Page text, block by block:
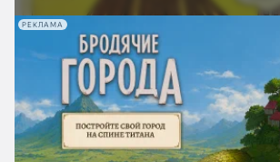
РЕКЛАМА